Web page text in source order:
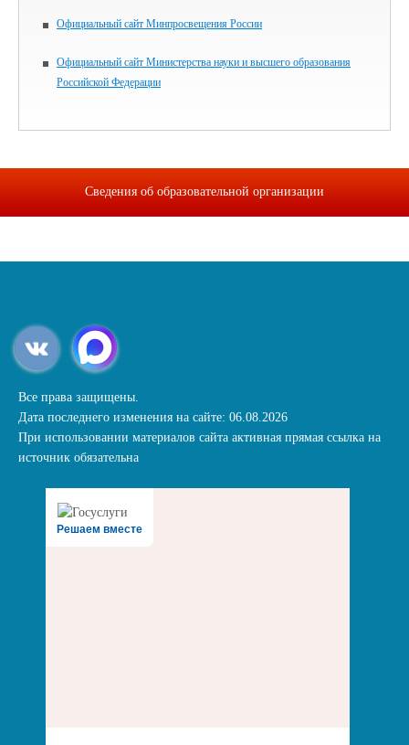
Официальный сайт Минпросвещения России
Официальный сайт Министерства науки и высшего образования
Российской Федерации
Сведения об образовательной организации
Все права защищены.
Дата последнего изменения на сайте: 06.08.2026
При использовании материалов сайта активная прямая ссылка на
источник обязательна
Решаем вместе